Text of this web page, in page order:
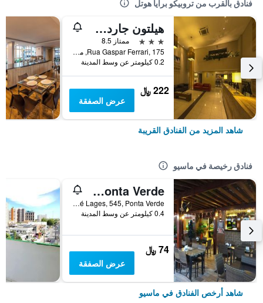
فنادق بالقرب من تروبيكو برايا هوتل
هيلتون جاردن إن ماسيو
3 نجوم
ممتاز 8.5
Rua Gaspar Ferrari, 175, ماسيو, البرازيل
0.2 كيلومتر عن وسط المدينة
222 ﷼
عرض الصفقة
شاهد المزيد من الفنادق القريبة
فنادق رخيصة في ماسيو
Pousada do Sol - Ponta Verde
Rua Deputado José Lages, 545, Ponta Verde, ماسيو, البرازيل
0.4 كيلومتر عن وسط المدينة
74 ﷼
عرض الصفقة
شاهد أرخص الفنادق في ماسيو